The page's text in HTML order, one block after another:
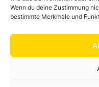
Wenn du deine Zustimmung
bestimmte Merkmale und